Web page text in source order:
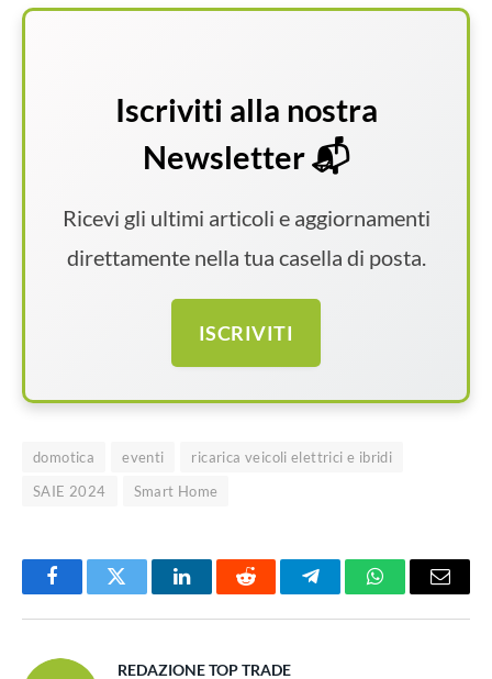
Iscriviti alla nostra
Newsletter 📬
Ricevi gli ultimi articoli e aggiornamenti
direttamente nella tua casella di posta.
ISCRIVITI
domotica eventi
ricarica veicoli elettrici e ibridi
SAIE 2024
Smart Home
FacebookTwitter LinkedInReddit TelegramWhatsAppEmail
REDAZIONE TOP TRADE